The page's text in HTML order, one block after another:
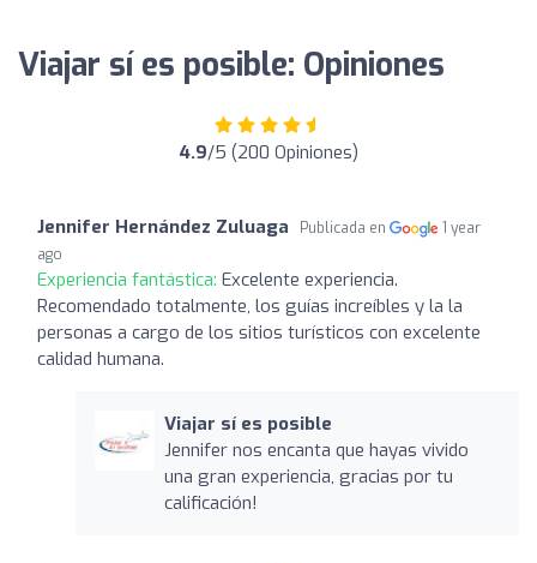
Viajar sí es posible: Opiniones
4.9/5 (200 Opiniones)
Jennifer Hernández Zuluaga Publicada en
1 year
ago
Experiencia fantástica: Excelente experiencia.
Recomendado totalmente, los guías increíbles y la la
personas a cargo de los sitios turísticos con excelente
calidad humana.
Viajar sí es posible
Jennifer nos encanta que hayas vivido
una gran experiencia, gracias por tu
calificación!